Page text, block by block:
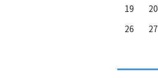
19
20
26
27